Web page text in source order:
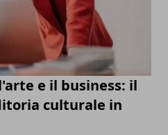
e il business: il
culturale in